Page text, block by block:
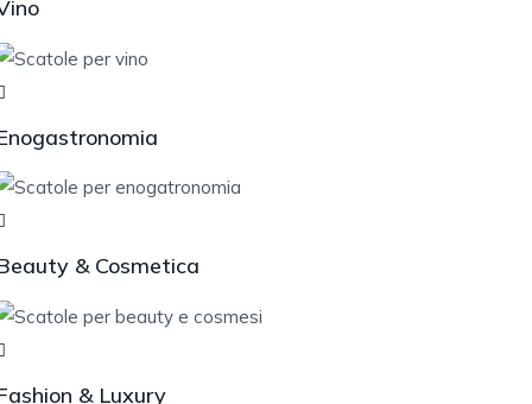
& Cosmetica
& Luxury